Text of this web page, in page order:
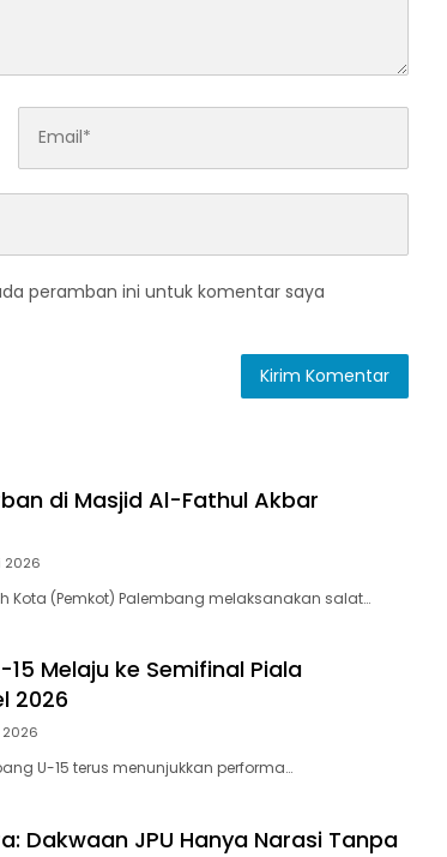
peramban ini untuk komentar saya
di Masjid Al-Fathul Akbar
2026
Kota (Pemkot) Palembang melaksanakan salat…
15 Melaju ke Semifinal Piala
2026
2026
U-15 terus menunjukkan performa…
Dakwaan JPU Hanya Narasi Tanpa